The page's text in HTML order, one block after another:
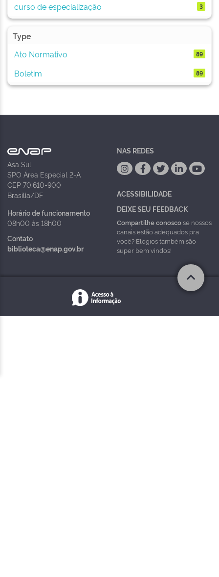
curso de especialização 3
Type
Ato Normativo
89
Boletim 89
Asa Sul
SPO Área Especial 2-A
CEP 70.610-900
Brasília/DF
Horário de funcionamento
08h00 às 18h00
Contato
biblioteca@enap.gov.br
NAS REDES
ACESSIBILIDADE
DEIXE SEU FEEDBACK
Compartilhe conoscose nossos
canais estão adequados pra
você? Elogios também são
super bem vindos!